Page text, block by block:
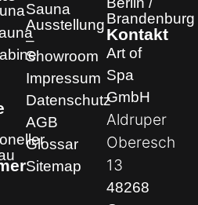
Sauna
Ausstellung
–
Showroom
Impressum
Datenschutz
AGB
Glossar
Sitemap
Brandenburg
Kontakt
Art of
Spa
GmbH
Aldruper
Oberesch
13
48268